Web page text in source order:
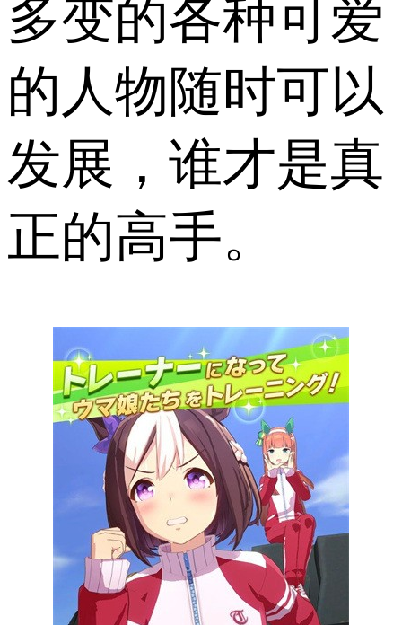
多变的各种可爱
的人物随时可以
发展，谁才是真
正的高手。